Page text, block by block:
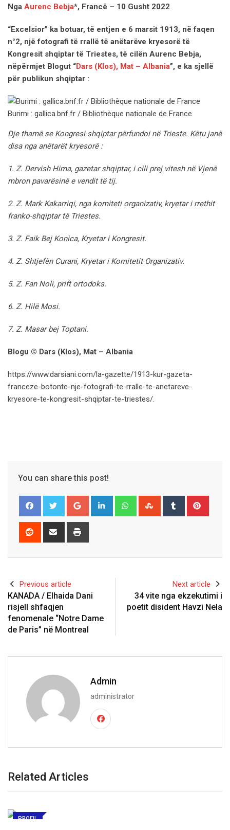
Nga Aurenc Bebja*, Francë – 10 Gusht 2022
“Excelsior” ka botuar, të entjen e 6 marsit 1913, në faqen
n°2, një fotografi të rrallë të anëtarëve kryesorë të
Kongresit shqiptar të Triestes, të cilën Aurenc Bebja,
nëpërmjet Blogut “Dars (Klos), Mat – Albania”, e ka sjellë
për publikun shqiptar :
Burimi : gallica.bnf.fr / Bibliothèque nationale de France
Dje thamë se Kongresi shqiptar përfundoi në Trieste. Këtu janë
disa nga anëtarët kryesorë :
1. Z. Dervish Hima, gazetar shqiptar, i cili prej vitesh në Vjenë
mbron pavarësinë e vendit të tij.
2. Z. Mark Kakarriqi, nga komiteti organizativ, kryetar i rrethit
franko-shqiptar të Triestes.
3. Z. Faik Bej Konica, Kryetar i Kongresit.
4. Z. Shtjefën Curani, Kryetar i Komitetit Organizativ.
5. Z. Fan Noli, prift ortodoks.
6. Z. Hilë Mosi.
7. Z. Masar bej Toptani.
Blogu © Dars (Klos), Mat – Albania
https://www.darsiani.com/la-gazette/1913-kur-gazeta-
franceze-botonte-nje-fotografi-te-rralle-te-anetareve-
kryesore-te-kongresit-shqiptar-te-triestes/.
You can share this post!
Google+ LinkedIn WhatsappStumbleUpon
Tumblr
Reddit
Share
Previous article
KANADA / Elhaida Dani
risjell shfaqjen
fenomenale “Notre Dame
de Paris” në Montreal
Next article
34 vite nga ekzekutimi i
poetit disident Havzi Nela
Admin
administrator
Related Articles
PROFIL